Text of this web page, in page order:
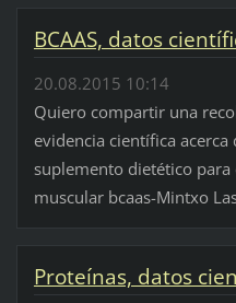
BCAAS, datos
20.08.2015 10:14
Quiero compartir una
evidencia científica acerca
suplemento dietético para
muscular bcaas-Mintxo
Proteínas, datos